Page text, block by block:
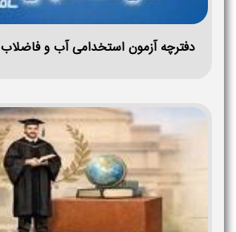
دفترچه آزمون استخدامی آب و فاضلاب